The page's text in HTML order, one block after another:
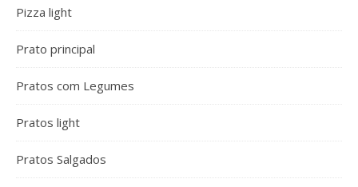
Pizza light
Prato principal
Pratos com Legumes
Pratos light
Pratos Salgados